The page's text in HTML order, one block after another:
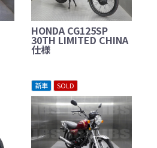
HONDA CG125SP
30TH LIMITED CHINA
仕様
新車 SOLD